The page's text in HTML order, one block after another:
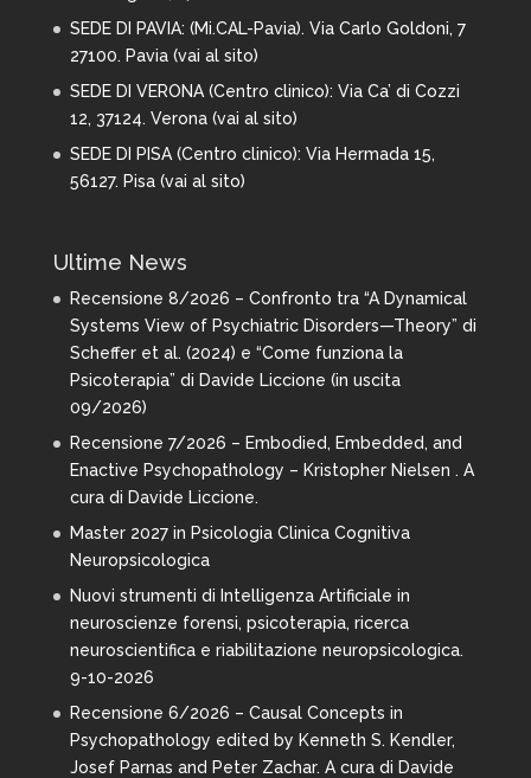
SEDE DI PAVIA: (Mi.CAL-Pavia). Via Carlo Goldoni, 7
27100. Pavia (vai al sito)
SEDE DI VERONA (Centro clinico): Via Ca’ di Cozzi
12, 37124. Verona (vai al sito)
SEDE DI PISA (Centro clinico): Via Hermada 15,
56127. Pisa (vai al sito)
Ultime News
Recensione 8/2026 – Confronto tra “A Dynamical
Systems View of Psychiatric Disorders—Theory” di
Scheffer et al. (2024) e “Come funziona la
Psicoterapia” di Davide Liccione (in uscita
09/2026)
Recensione 7/2026 – Embodied, Embedded, and
Enactive Psychopathology – Kristopher Nielsen . A
cura di Davide Liccione.
Master 2027 in Psicologia Clinica Cognitiva
Neuropsicologica
Nuovi strumenti di Intelligenza Artificiale in
neuroscienze forensi, psicoterapia, ricerca
neuroscientifica e riabilitazione neuropsicologica.
9-10-2026
Recensione 6/2026 – Causal Concepts in
Psychopathology edited by Kenneth S. Kendler,
Josef Parnas and Peter Zachar. A cura di Davide